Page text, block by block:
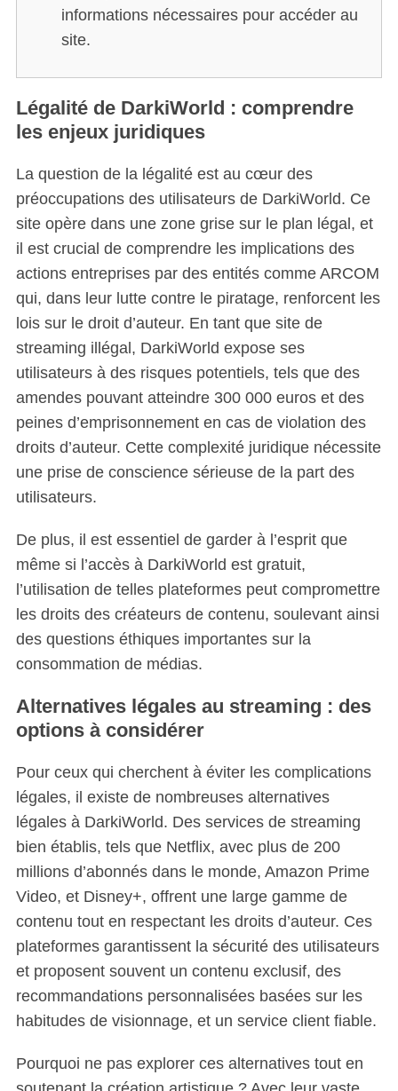
informations nécessaires pour accéder au
site.
Légalité de DarkiWorld : comprendre
les enjeux juridiques
La question de la légalité est au cœur des
préoccupations des utilisateurs de DarkiWorld. Ce
site opère dans une zone grise sur le plan légal, et
il est crucial de comprendre les implications des
actions entreprises par des entités comme ARCOM
qui, dans leur lutte contre le piratage, renforcent les
lois sur le droit d’auteur. En tant que site de
streaming illégal, DarkiWorld expose ses
utilisateurs à des risques potentiels, tels que des
amendes pouvant atteindre 300 000 euros et des
peines d’emprisonnement en cas de violation des
droits d’auteur. Cette complexité juridique nécessite
une prise de conscience sérieuse de la part des
utilisateurs.
De plus, il est essentiel de garder à l’esprit que
même si l’accès à DarkiWorld est gratuit,
l’utilisation de telles plateformes peut compromettre
les droits des créateurs de contenu, soulevant ainsi
des questions éthiques importantes sur la
consommation de médias.
Alternatives légales au streaming : des
options à considérer
Pour ceux qui cherchent à éviter les complications
légales, il existe de nombreuses alternatives
légales à DarkiWorld. Des services de streaming
bien établis, tels que Netflix, avec plus de 200
millions d’abonnés dans le monde, Amazon Prime
Video, et Disney+, offrent une large gamme de
contenu tout en respectant les droits d’auteur. Ces
plateformes garantissent la sécurité des utilisateurs
et proposent souvent un contenu exclusif, des
recommandations personnalisées basées sur les
habitudes de visionnage, et un service client fiable.
Pourquoi ne pas explorer ces alternatives tout en
S
e
a
c
h
f
: